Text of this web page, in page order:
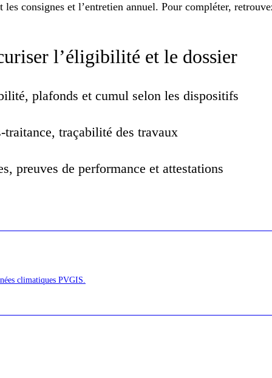
consignes et l’entretien annuel. Pour compléter,
l’éligibilité et le dossier
plafonds et cumul selon les dispositifs
traçabilité des travaux
preuves de performance et attestations
climatiques PVGIS.